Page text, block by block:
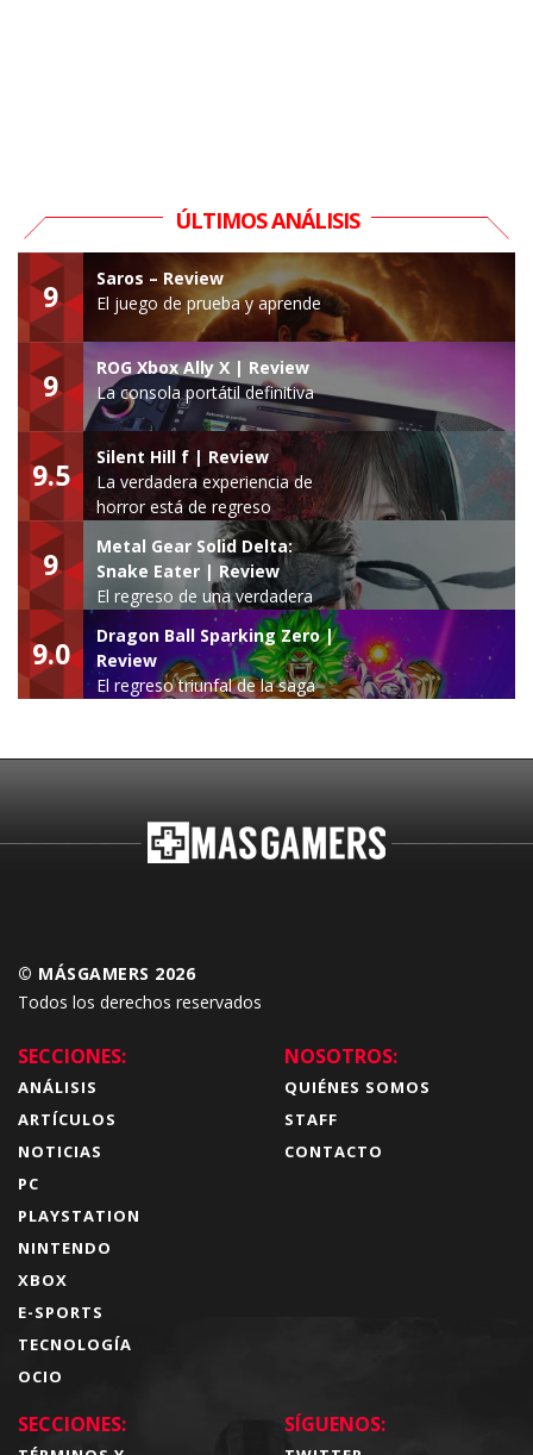
ÚLTIMOS ANÁLISIS
9
Saros – Review
El juego de prueba y aprende
9
ROG Xbox Ally X | Review
La consola portátil definitiva
9.5
Silent Hill f | Review
La verdadera experiencia de
horror está de regreso
9
Metal Gear Solid Delta:
Snake Eater | Review
El regreso de una verdadera
leyenda
9.0
Dragon Ball Sparking Zero |
Review
El regreso triunfal de la saga
© MÁSGAMERS 2026
Todos los derechos reservados
SECCIONES:
ANÁLISIS
ARTÍCULOS
NOTICIAS
PC
PLAYSTATION
NINTENDO
XBOX
E-SPORTS
TECNOLOGÍA
OCIO
NOSOTROS:
QUIÉNES SOMOS
STAFF
CONTACTO
SECCIONES: SÍGUENOS: